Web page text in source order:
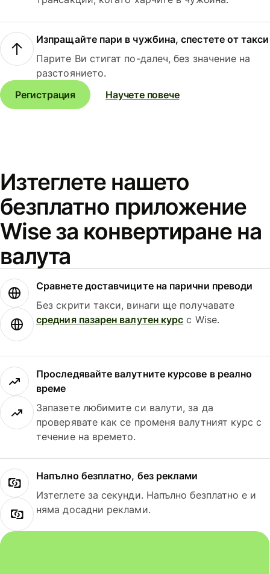
Изпращайте пари в чужбина, спестете от такси
Парите Ви стигат по-далеч, без значение на
разстоянието.
Регистрация
Научете повече
Изтеглете нашето
безплатно приложение
Wise за конвертиране на
валута
Сравнете доставчиците на парични преводи
Без скрити такси, винаги ще получавате
средния пазарен валутен курс с Wise.
Проследявайте валутните курсове в реално
време
Запазете любимите си валути, за да
проверявате как се променя валутният курс с
течение на времето.
Напълно безплатно, без реклами
Изтеглете за секунди. Напълно безплатно е и
няма досадни реклами.